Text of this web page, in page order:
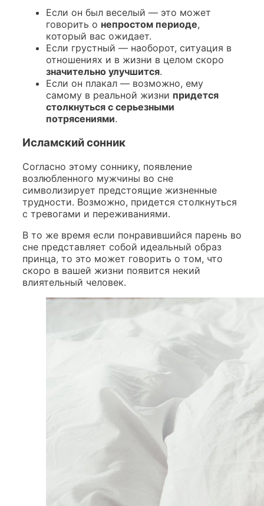
Если он был веселый — это может
говорить о непростом периоде,
который вас ожидает.
Если грустный — наоборот, ситуация в
отношениях и в жизни в целом скоро
значительно улучшится.
Если он плакал — возможно, ему
самому в реальной жизни придется
столкнуться с серьезными
потрясениями.
Исламский сонник
Согласно этому соннику, появление
возлюбленного мужчины во сне
символизирует предстоящие жизненные
трудности. Возможно, придется столкнуться
с тревогами и переживаниями.
В то же время если понравившийся парень во
сне представляет собой идеальный образ
принца, то это может говорить о том, что
скоро в вашей жизни появится некий
влиятельный человек.